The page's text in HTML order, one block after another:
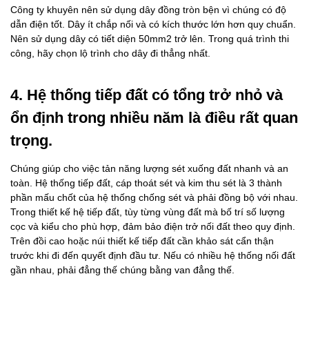
Công ty khuyên nên sử dụng dây đồng tròn bện vì chúng có độ
dẫn điện tốt. Dây ít chắp nối và có kích thước lớn hơn quy chuẩn.
Nên sử dụng dây có tiết diện 50mm2 trở lên. Trong quá trình thi
công, hãy chọn lộ trình cho dây đi thẳng nhất.
4. Hệ thống tiếp đất có tổng trở nhỏ và
ổn định trong nhiều năm là điều rất quan
trọng.
Chúng giúp cho việc tản năng lượng sét xuống đất nhanh và an
toàn. Hệ thống tiếp đất, cáp thoát sét và kim thu sét là 3 thành
phần mấu chốt của hệ thống chống sét và phải đồng bộ với nhau.
Trong thiết kế hệ tiếp đất, tùy từng vùng đất mà bố trí số lượng
cọc và kiểu cho phù hợp, đảm bảo điện trở nối đất theo quy định.
Trên đồi cao hoặc núi thiết kế tiếp đất cần khảo sát cẩn thận
trước khi đi đến quyết định đầu tư. Nếu có nhiều hệ thống nối đất
gần nhau, phải đẳng thế chúng bằng van đẳng thế.